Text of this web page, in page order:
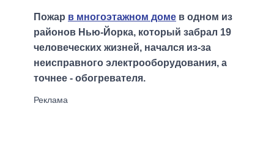
Пожар в многоэтажном доме в одном из
районов Нью-Йорка, который забрал 19
человеческих жизней, начался из-за
неисправного электрооборудования, а
точнее - обогревателя.